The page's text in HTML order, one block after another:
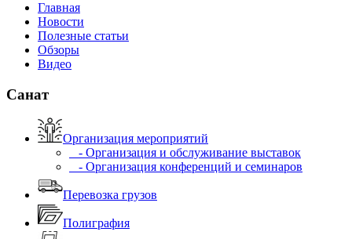
Главная
Новости
Полезные статьи
Обзоры
Видео
Санат
Организация мероприятий
- Организация и обслуживание выставок
- Организация конференций и семинаров
Перевозка грузов
Полиграфия